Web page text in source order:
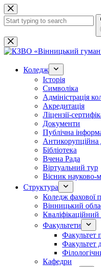
Перейти
до
вмісту
Немає
результатів
Коледж
Історія
Символіка
Адміністрація
Акредитація
Ліцензії-
Документи
Публічна
Антикорупційна
Бібліотека
Вчена Рада
Віртуальний тур
Вісник науково-
Структура
Коледж фахової
Вінницький
Факультети
Факультет
Факультет
Кафедри